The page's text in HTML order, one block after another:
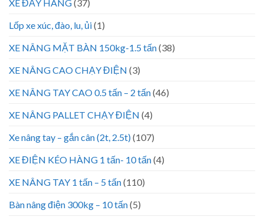
XE ĐẨY HÀNG(37)
Lốp xe xúc, đào, lu, ủi(1)
XE NÂNG MẶT BÀN 150kg-1.5 tấn(38)
XE NÂNG CAO CHẠY ĐIỆN (3)
XE NÂNG TAY CAO 0.5 tấn – 2 tấn(46)
XE NÂNG PALLET CHẠY ĐIỆN (4)
Xe nâng tay – gắn cân (2t, 2.5t)(107)
XE ĐIỆN KÉO HÀNG 1 tấn- 10 tấn(4)
XE NÂNG TAY 1 tấn – 5 tấn(110)
Bàn nâng điện 300kg – 10 tấn(5)